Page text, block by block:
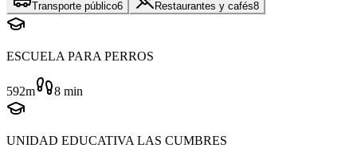
Transporte público6 Restaurantes y cafés8
ESCUELA PARA PERROS
592m 8 min
UNIDAD EDUCATIVA LAS CUMBRES